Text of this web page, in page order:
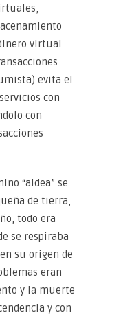
virtual
evita el
con
con
“aldea” se
de tierra,
todo era
se respiraba
su origen de
eran
y la muerte
y con